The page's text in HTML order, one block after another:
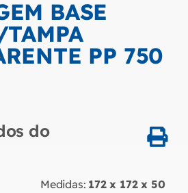
BASE
PP 750
do
Medidas: 172 x 172 x 50